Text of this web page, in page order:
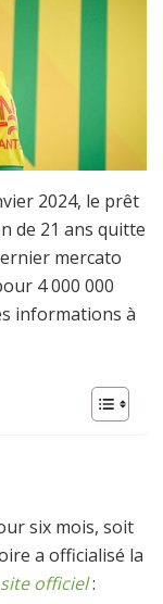
2024, le prêt
de 21 ans quitte
mercato
4 000 000
informations à
six mois, soit
a officialisé la
site officiel: